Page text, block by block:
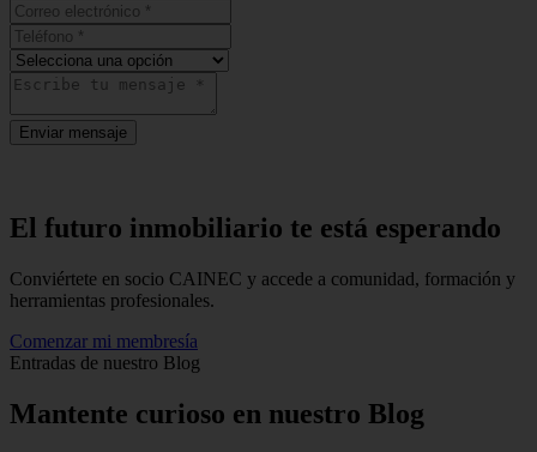
Enviar mensaje
El futuro inmobiliario te está esperando
Conviértete en socio CAINEC y accede a comunidad, formación y
herramientas profesionales.
Comenzar mi membresía
Entradas de nuestro Blog
Mantente curioso en nuestro Blog